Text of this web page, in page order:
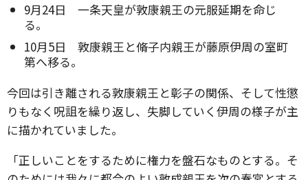
9月24日 一条天皇が敦康親王の元服延期を命じ
る。
10月5日 敦康親王と脩子内親王が藤原伊周の室町
第へ移る。
今回は引き離される敦康親王と彰子の関係、そして性懲
りもなく呪詛を繰り返し、失脚していく伊周の様子が主
に描かれていました。
「正しいことをするために権力を盤石なものとする。そ